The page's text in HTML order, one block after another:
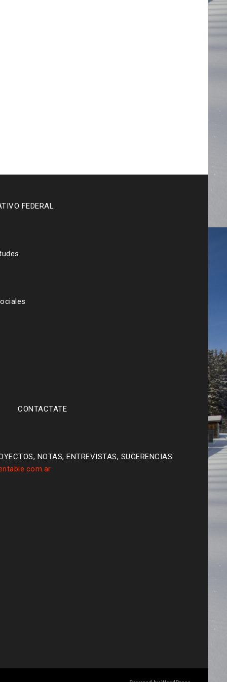
FEDERAL
CONTACTATE
NOTAS, ENTREVISTAS, SUGERENCIAS